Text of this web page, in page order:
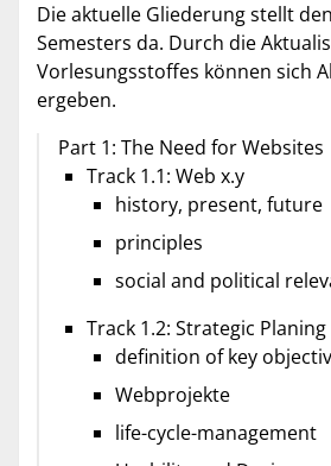
Die aktuelle Gliederung stellt
Semesters da. Durch die
Vorlesungsstoffes können sich
ergeben.
Part 1: The Need for Websites
Track 1.1: Web x.y
history, present, future
principles
social and political
Track 1.2: Strategic Planing
definition of key
Webprojekte
life-cycle-management